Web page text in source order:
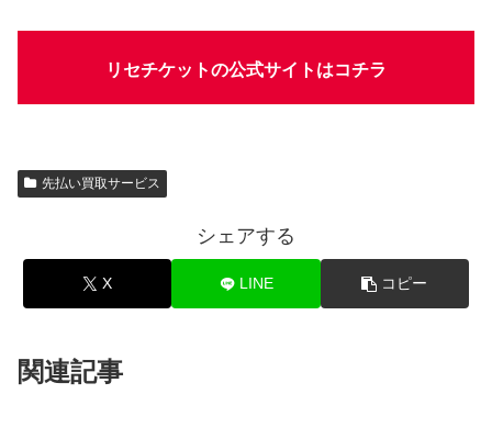
リセチケットの公式サイトはコチラ
先払い買取サービス
シェアする
X LINE コピー
関連記事